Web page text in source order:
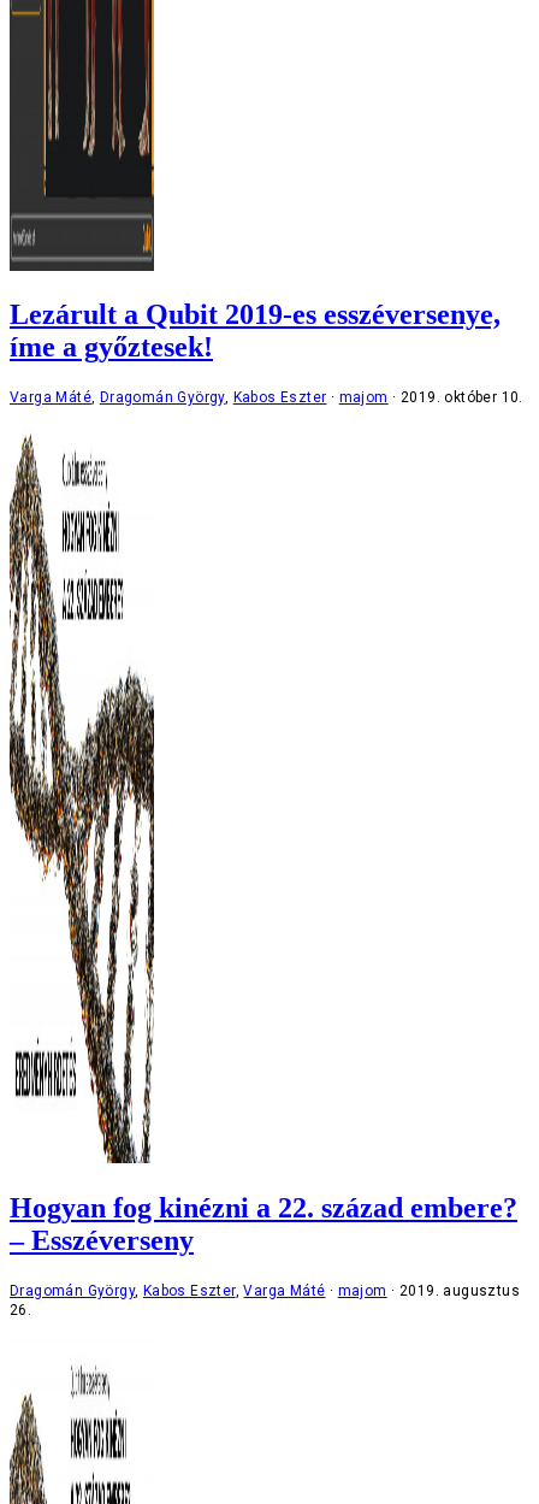
Lezárult a Qubit 2019-es esszéversenye,
íme a győztesek!
Varga Máté, Dragomán György, Kabos Eszter majom 2019. október 10.
Hogyan fog kinézni a 22. század embere?
– Esszéverseny
Dragomán György, Kabos Eszter, Varga Máté majom
2019. augusztus
26.